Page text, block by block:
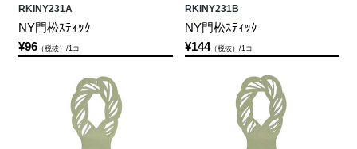
RKINY231A
NY門松ｽﾃｨｯｸ
¥96（税抜）/1コ
RKINY231B
NY門松ｽﾃｨｯｸ
¥144（税抜）/1コ